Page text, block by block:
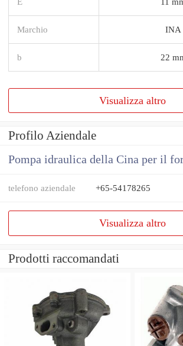
Marchio INA
b 22
Visualizza altro
Profilo Aziendale
telefono aziendale +65-54178265
Visualizza altro
Prodotti raccomandati